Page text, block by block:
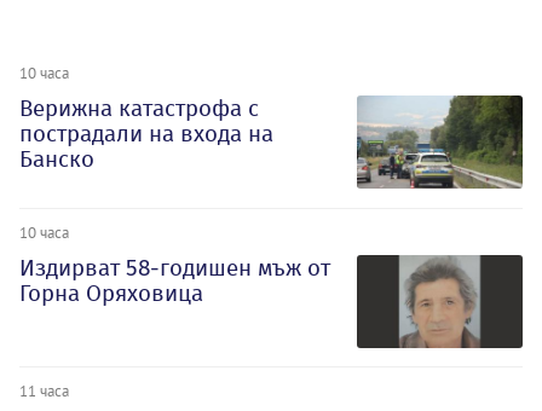
10 часа
Верижна катастрофа с
пострадали на входа на
Банско
10 часа
Издирват 58-годишен мъж от
Горна Оряховица
11 часа